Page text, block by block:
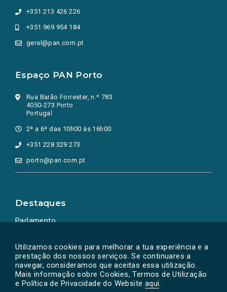
Utilizamos cookies para melhorar a tua experiência e a
prestação dos nossos serviços. Se continuares a
navegar, consideramos que aceitas essa utilização.
Mais informação sobre Cookies, Termos de Utilização
e Política de Privacidade do Website aqui.
+351 213 426 226
+351 969 954 184
geral@pan.com.pt
Espaço PAN Porto
Rua Barão Forrester, n.º 783
4050-273 Porto
Portugal
2ª a 6ª das 10h00 às 16h00
+351 228 329 273
porto@pan.com.pt
Destaques
Parlamento